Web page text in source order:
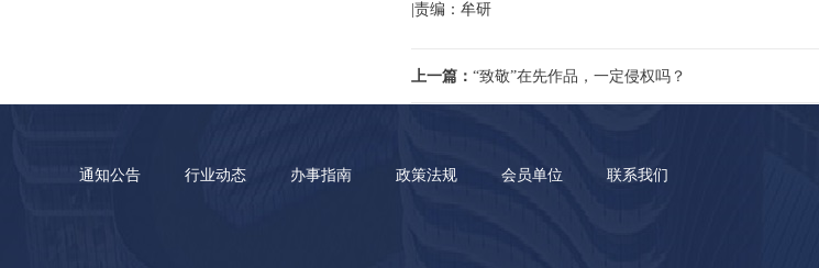
|责编：牟研
上一篇： “致敬”在先作品，一定侵权吗？
通知公告 行业动态 办事指南 政策法规 会员单位 联系我们